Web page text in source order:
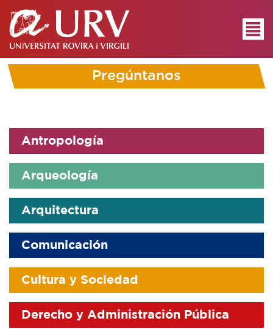
Pregúntanos
Antropología
Arqueología
Arquitectura
Comunicación
Cultura y Sociedad
Derecho y Administración Pública